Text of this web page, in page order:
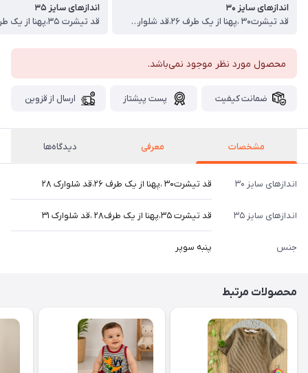
اندازهای سایز ۳۰
قد تیشرت۳۰ ،پهنا از یک طرف ۲۶،قد شلوارک ۲۸
اندازهای سایز ۳۵
محصول مورد نظر موجود نمی‌باشد.
ضمانت کیفیت پست پیشتاز ارسال از قزوین
مشخصات معرفی دیدگاه‌ها
اندازهای سایز ۳۰ قد تیشرت۳۰ ،پهنا از یک طرف ۲۶،قد شلوارک ۲۸
اندازهای سایز ۳۵ قد تیشرت ۳۵،پهنا از یک طرف۲۸ ،قد شلوارک ۳۱
جنس پنبه سوپر
محصولات مرتبط